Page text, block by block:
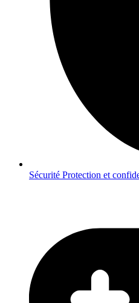
Sécurité Protection et